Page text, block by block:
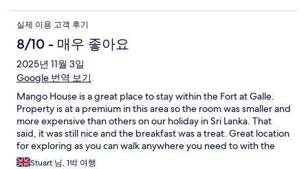
실제 이용 고객 후기
8/10 - 매우 좋아요
2025년 11월 3일
Google 번역 보기
Mango House is a great place to stay within the Fort at Galle.
Property is at a premium in this area so the room was smaller and
more expensive than others on our holiday in Sri Lanka. That
said, it was still nice and the breakfast was a treat. Great location
for exploring as you can walk anywhere you need to with the
Fort.Stuart 님, 1박 여행